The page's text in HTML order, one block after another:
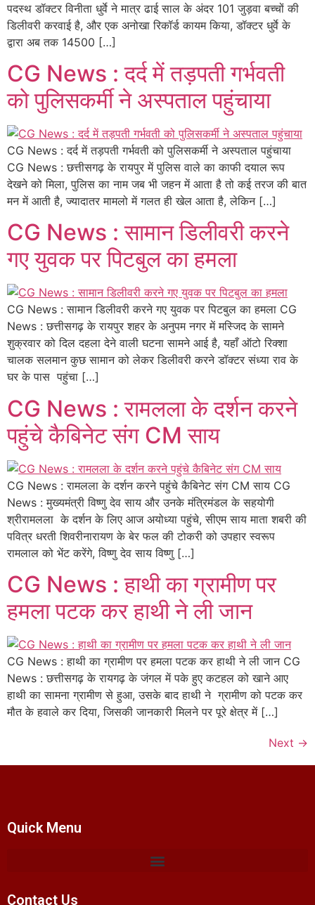
पदस्थ डॉक्टर विनीता धुर्वे ने मात्र ढाई साल के अंदर 101 जुड़वा बच्चों की
डिलीवरी करवाई है, और एक अनोखा रिकॉर्ड कायम किया, डॉक्टर धुर्वे के
द्वारा अब तक 14500 […]
CG News : दर्द में तड़पती गर्भवती
को पुलिसकर्मी ने अस्पताल पहुंचाया
CG News : दर्द में तड़पती गर्भवती को पुलिसकर्मी ने अस्पताल पहुंचाया
CG News : छत्तीसगढ़ के रायपुर में पुलिस वाले का काफी दयाल रूप
देखने को मिला, पुलिस का नाम जब भी जहन में आता है तो कई तरज की बात
मन में आती है, ज्यादातर मामलो में गलत ही खेल आता है, लेकिन […]
CG News : सामान डिलीवरी करने
गए युवक पर पिटबुल का हमला
CG News : सामान डिलीवरी करने गए युवक पर पिटबुल का हमला CG
News : छत्तीसगढ़ के रायपुर शहर के अनुपम नगर में मस्जिद के सामने
शुक्रवार को दिल दहला देने वाली घटना सामने आई है, यहाँ ऑटो रिक्शा
चालक सलमान कुछ सामान को लेकर डिलीवरी करने डॉक्टर संध्या राव के
घर के पास पहुंचा […]
CG News : रामलला के दर्शन करने
पहुंचे कैबिनेट संग CM साय
CG News : रामलला के दर्शन करने पहुंचे कैबिनेट संग CM साय CG
News : मुख्यमंत्री विष्णु देव साय और उनके मंत्रिमंडल के सहयोगी
श्रीरामलला के दर्शन के लिए आज अयोध्या पहुंचे, सीएम साय माता शबरी की
पवित्र धरती शिवरीनारायण के बेर फल की टोकरी को उपहार स्वरूप
रामलाल को भेंट करेंगे, विष्णु देव साय विष्णु […]
CG News : हाथी का ग्रामीण पर
हमला पटक कर हाथी ने ली जान
CG News : हाथी का ग्रामीण पर हमला पटक कर हाथी ने ली जान CG
News : छत्तीसगढ़ के रायगढ़ के जंगल में पके हुए कटहल को खाने आए
हाथी का सामना ग्रामीण से हुआ, उसके बाद हाथी ने ग्रामीण को पटक कर
मौत के हवाले कर दिया, जिसकी जानकारी मिलने पर पूरे क्षेत्र में […]
Next →
Quick Menu
Contact Us